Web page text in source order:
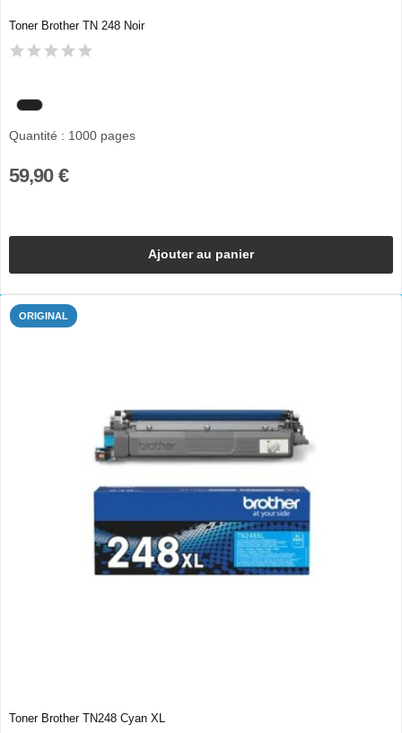
Toner Brother TN 248 Noir
Quantité : 1000 pages
59,90 €
Ajouter au panier
ORIGINAL
Toner Brother TN248 Cyan XL